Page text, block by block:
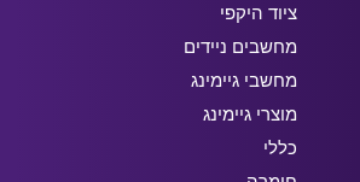
ציוד היקפי
מחשבים ניידים
מחשבי גיימינג
מוצרי גיימינג
כללי